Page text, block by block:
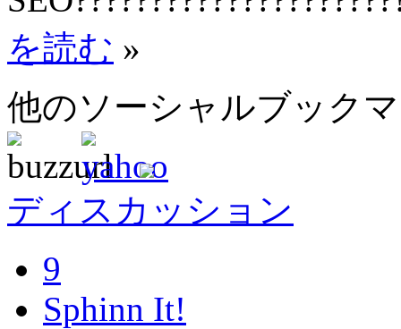
を読む »
他のソーシャルブック
ディスカッション
9
Sphinn It!